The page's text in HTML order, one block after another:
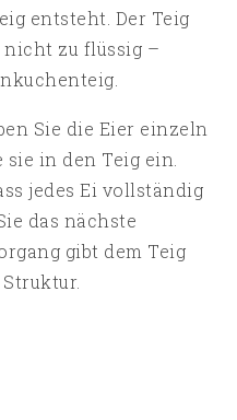
entsteht. Der Teig
zu flüssig –
Sie die Eier einzeln
in den Teig ein.
jedes Ei vollständig
das nächste
gibt dem Teig